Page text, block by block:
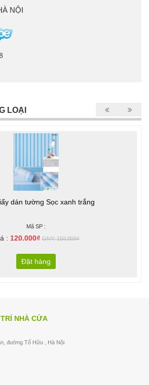
NỘI
LOẠI
dán tường Sọc xanh trắng
Mã SP :
: 120.000₫GNY: 150.000₫
Đặt hàng
NHÀ CỬA
đường Tố Hữu , Hà Nội